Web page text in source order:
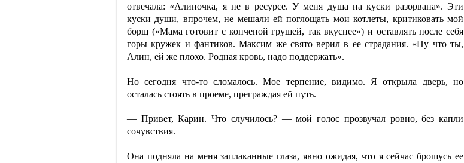
отвечала: «Алиночка, я не в ресурсе. У меня душа на куски разорвана». Эти
куски души, впрочем, не мешали ей поглощать мои котлеты, критиковать мой
борщ («Мама готовит с копченой грушей, так вкуснее») и оставлять после себя
горы кружек и фантиков. Максим же свято верил в ее страдания. «Ну что ты,
Алин, ей же плохо. Родная кровь, надо поддержать».
Но сегодня что-то сломалось. Мое терпение, видимо. Я открыла дверь, но
осталась стоять в проеме, преграждая ей путь.
— Привет, Карин. Что случилось? — мой голос прозвучал ровно, без капли
сочувствия.
Она подняла на меня заплаканные глаза, явно ожидая, что я сейчас брошусь ее